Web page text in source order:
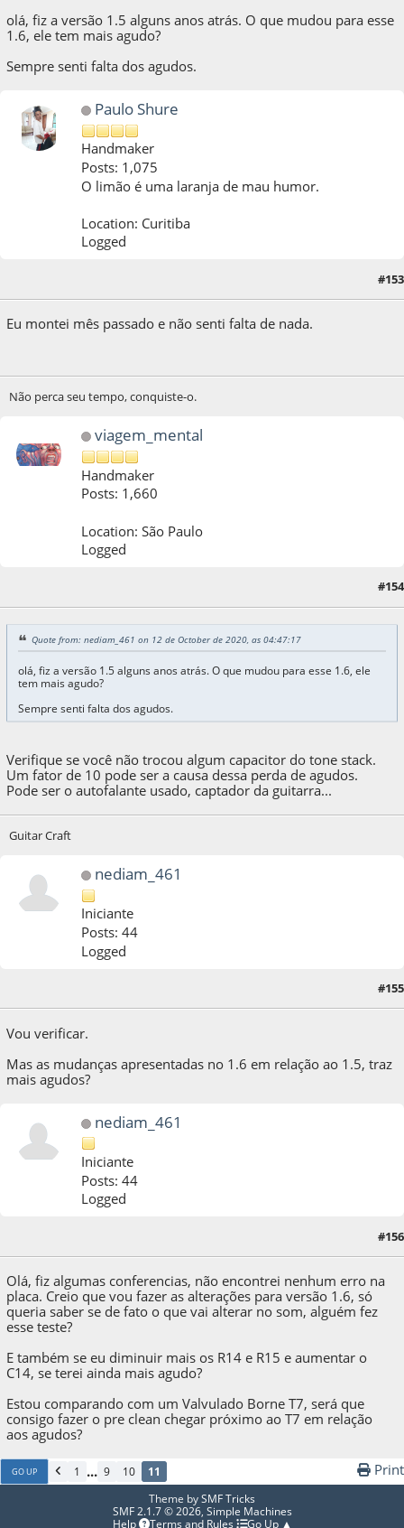
olá, fiz a versão 1.5 alguns anos atrás. O que mudou para esse
1.6, ele tem mais agudo?
Sempre senti falta dos agudos.
Paulo Shure
Handmaker
Posts: 1,075
O limão é uma laranja de mau humor.
Location: Curitiba
Logged
#153
Eu montei mês passado e não senti falta de nada.
Não perca seu tempo, conquiste-o.
viagem_mental
Handmaker
Posts: 1,660
Location: São Paulo
Logged
#154
Quote from: nediam_461 on 12 de October de 2020, as 04:47:17
olá, fiz a versão 1.5 alguns anos atrás. O que mudou para esse 1.6, ele
tem mais agudo?
Sempre senti falta dos agudos.
Verifique se você não trocou algum capacitor do tone stack.
Um fator de 10 pode ser a causa dessa perda de agudos.
Pode ser o autofalante usado, captador da guitarra...
Guitar Craft
nediam_461
Iniciante
Posts: 44
Logged
#155
Vou verificar.
Mas as mudanças apresentadas no 1.6 em relação ao 1.5, traz
mais agudos?
nediam_461
Iniciante
Posts: 44
Logged
: 29 de October de 2020, as 02:56:14#156
Olá, fiz algumas conferencias, não encontrei nenhum erro na
placa. Creio que vou fazer as alterações para versão 1.6, só
queria saber se de fato o que vai alterar no som, alguém fez
esse teste?
E também se eu diminuir mais os R14 e R15 e aumentar o
C14, se terei ainda mais agudo?
Estou comparando com um Valvulado Borne T7, será que
consigo fazer o pre clean chegar próximo ao T7 em relação
aos agudos?
GO UP 1 ... 9 10 11 Print
Theme bySMF Tricks
SMF 2.1.7 © 2026, Simple Machines
Help
Terms and Rules Go Up ▲